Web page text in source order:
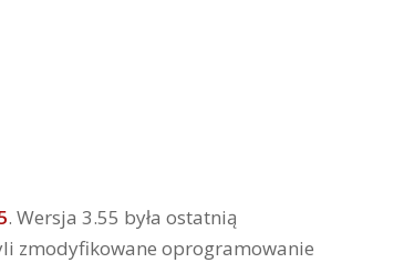
. Wersja 3.55 była ostatnią
zmodyfikowane oprogramowanie